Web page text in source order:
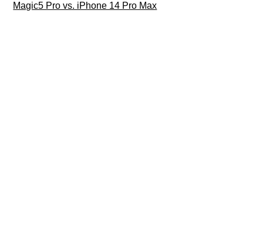
Magic5 Pro vs. iPhone 14 Pro Max